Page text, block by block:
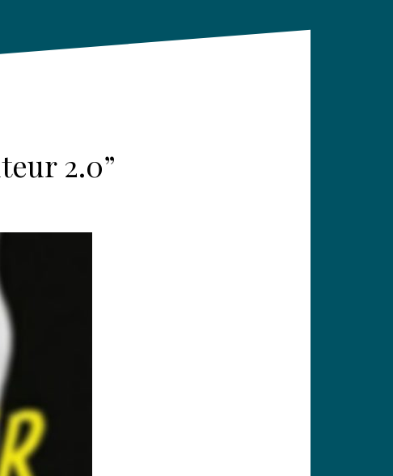
2.0”